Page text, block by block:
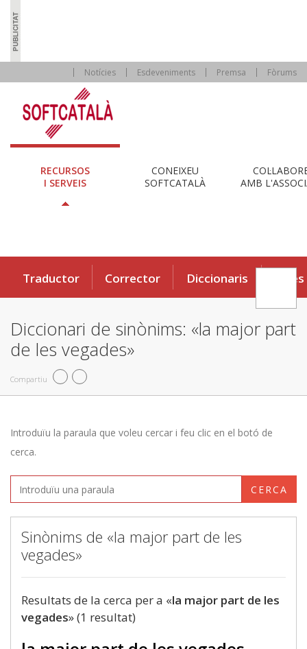
Notícies Esdeveniments Premsa Fòrums
RECURSOS
I SERVEIS
CONEIXEU
SOFTCATALÀ
AMB
Traductor Corrector Diccionaris Eines
Diccionari de sinònims: «la major part
de les vegades»
Compartiu
Introduïu la paraula que voleu cercar i feu clic en el botó de
cerca.
CERCA
Sinònims de «la major part de les
vegades»
Resultats de la cerca per a «la major part de les
vegades» (1 resultat)